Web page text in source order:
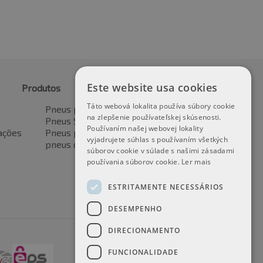
Produtos
Pneus para automóveis
Pneus SUV / 4x4
Pneus para veículos de transporte
pneus de motocicleta
Este website usa cookies
Táto webová lokalita používa súbory cookie
na zlepšenie používateľskej skúsenosti.
Používaním našej webovej lokality
vyjadrujete súhlas s používaním všetkých
súborov cookie v súlade s našimi zásadami
používania súborov cookie. Ler mais
ESTRITAMENTE NECESSÁRIOS
DESEMPENHO
DIRECIONAMENTO
FUNCIONALIDADE